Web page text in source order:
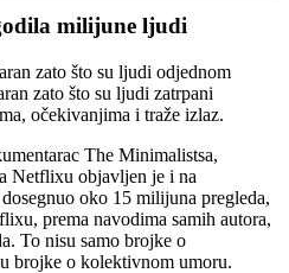
milijune ljudi
zato što su ljudi odjednom
zato što su ljudi zatrpani
očekivanjima i traže izlaz.
The Minimalistsa,
Netflixu objavljen je i na
oko 15 milijuna pregleda,
prema navodima samih autora,
To nisu samo brojke o
brojke o kolektivnom umoru.